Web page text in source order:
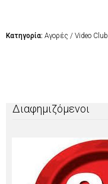
Κατηγορία: Αγορές / Video Club
Διαφημιζόμενοι